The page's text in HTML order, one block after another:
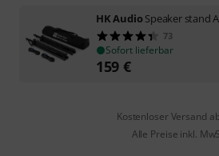
HK AudioSpeaker stand
73
Sofort lieferbar
159 €
Kostenloser Versand
Alle Preise inkl.